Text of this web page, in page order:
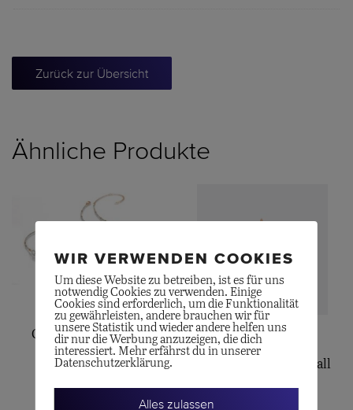
Zurück zur Übersicht
Ähnliche Produkte
GELLNER
Castaway-Perlcollier
CHF13'400.00
OLE LYNGGAARD
Leaves-Anhänger, small
CHF1'400.00
WIR VERWENDEN COOKIES
Um diese Website zu betreiben, ist es für uns
notwendig Cookies zu verwenden. Einige
Cookies sind erforderlich, um die Funktionalität
zu gewährleisten, andere brauchen wir für
unsere Statistik und wieder andere helfen uns
dir nur die Werbung anzuzeigen, die dich
interessiert. Mehr erfährst du in unserer
Datenschutzerklärung.
Alles zulassen